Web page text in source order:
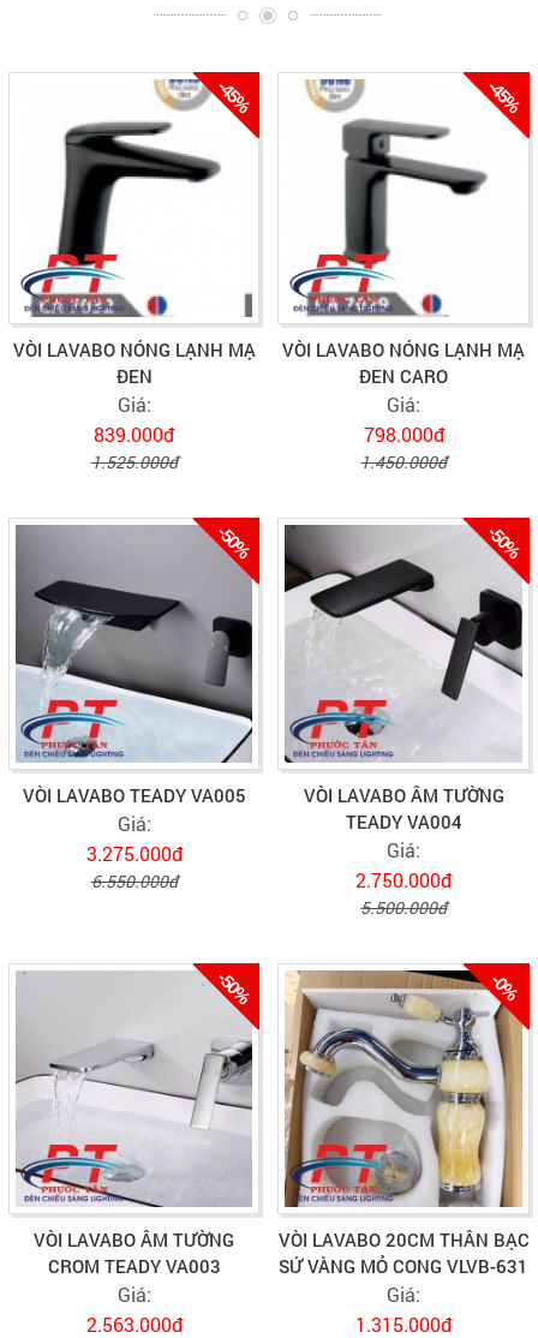
-45%
VÒI LAVABO NÓNG LẠNH MẠ
ĐEN
Giá:
839.000đ
1.525.000đ
-45%
VÒI LAVABO NÓNG LẠNH MẠ
ĐEN CARO
Giá:
798.000đ
1.450.000đ
-50%
VÒI LAVABO TEADY VA005
Giá:
3.275.000đ
6.550.000đ
-50%
VÒI LAVABO ÂM TƯỜNG
TEADY VA004
Giá:
2.750.000đ
5.500.000đ
-50%
VÒI LAVABO ÂM TƯỜNG
CROM TEADY VA003
Giá:
2.563.000đ
-0%
VÒI LAVABO 20CM THÂN BẠC
SỨ VÀNG MỎ CONG VLVB-631
Giá:
1.315.000đ